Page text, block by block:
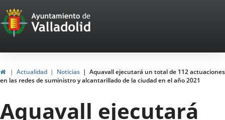
Portal
Web
del
Ayuntamiento
de
Valladolid
HomeActualidad Noticias
Aquavall ejecutará un total de 112 actuaciones
en las redes de suministro y alcantarillado de la ciudad en el año 2021
Aquavall ejecutará